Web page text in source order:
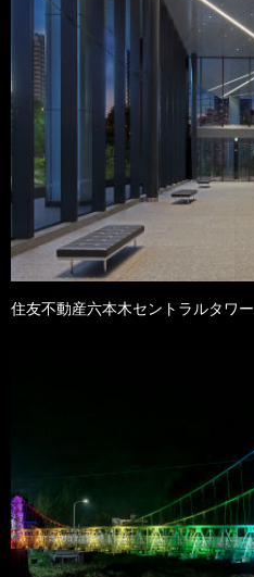
住友不動産六本木セントラルタワー